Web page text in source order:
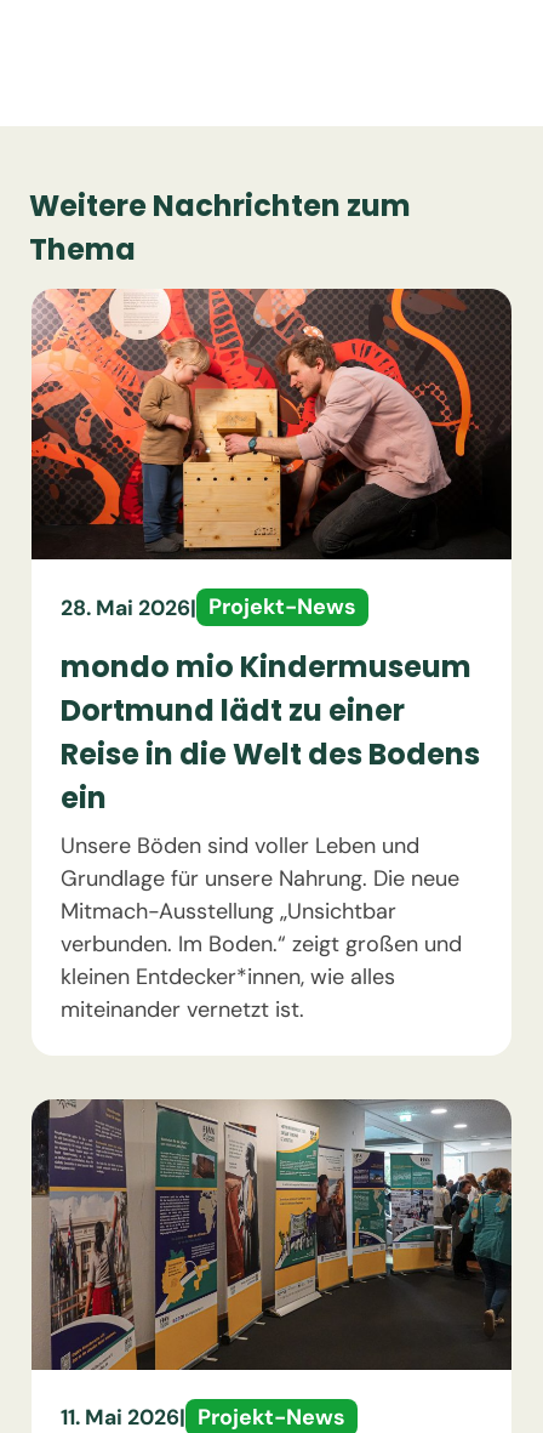
Weitere Nachrichten zum
Thema
28. Mai 2026| Projekt-News
mondo mio Kindermuseum
Dortmund lädt zu einer
Reise in die Welt des Bodens
ein
Unsere Böden sind voller Leben und
Grundlage für unsere Nahrung. Die neue
Mitmach-Ausstellung „Unsichtbar
verbunden. Im Boden.“ zeigt großen und
kleinen Entdecker*innen, wie alles
miteinander vernetzt ist.
11. Mai 2026| Projekt-News